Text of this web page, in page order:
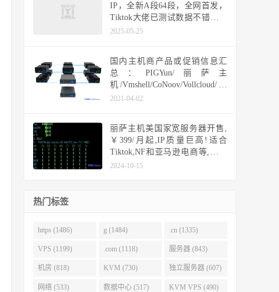
IP，全新A段64段，全网首发，
Tiktok大佬已测试数据不错，可
以冲了！
2025-05-25
国内主机商产品或促销信息汇
总：PIGYun/丽萨主
机/Vmshell/CoNoov/Vollcloud/快
快网络/六六云/易探云/云米科技
2021-04-02
丽萨主机美国家宽服务器开售,
￥399/月起,IP质量巨高!适合
Tiktok,NF和亚马逊电商等,支持
Windows
2024-10-15
热门标签
https (1486) g (1484) .cn (1335)
VPS (1199) .com (1118) 服务器 (843)
机房 (818) KVM (730) 独立服务器 (607)
网络 (533) 数据中心 (517) KVM VPS (490)